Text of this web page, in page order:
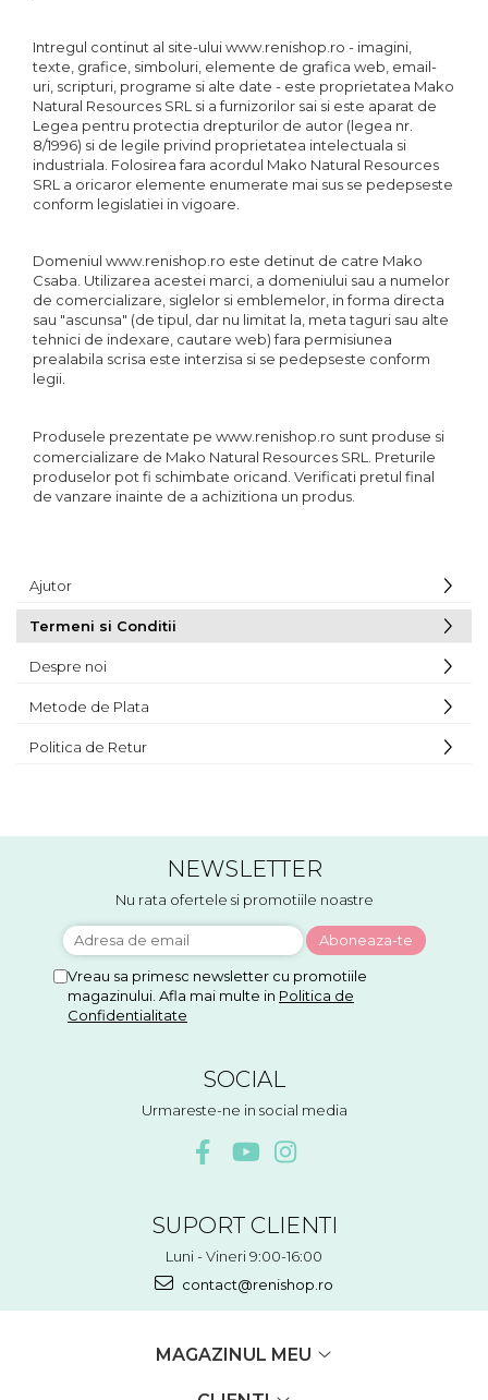
Intregul continut al site-ului www.renishop.ro - imagini,
texte, grafice, simboluri, elemente de grafica web, email-
uri, scripturi, programe si alte date - este proprietatea Mako
Natural Resources SRL si a furnizorilor sai si este aparat de
Legea pentru protectia drepturilor de autor (legea nr.
8/1996) si de legile privind proprietatea intelectuala si
industriala. Folosirea fara acordul Mako Natural Resources
SRL a oricaror elemente enumerate mai sus se pedepseste
conform legislatiei in vigoare.
Domeniul www.renishop.ro este detinut de catre Mako
Csaba. Utilizarea acestei marci, a domeniului sau a numelor
de comercializare, siglelor si emblemelor, in forma directa
sau "ascunsa" (de tipul, dar nu limitat la, meta taguri sau alte
tehnici de indexare, cautare web) fara permisiunea
prealabila scrisa este interzisa si se pedepseste conform
legii.
Produsele prezentate pe www.renishop.ro sunt produse si
comercializare de Mako Natural Resources SRL. Preturile
produselor pot fi schimbate oricand. Verificati pretul final
de vanzare inainte de a achizitiona un produs.
Ajutor
Termeni si Conditii
Despre noi
Metode de Plata
Politica de Retur
NEWSLETTER
Nu rata ofertele si promotiile noastre
Vreau sa primesc newsletter cu promotiile
magazinului. Afla mai multe in Politica de
Confidentialitate
SOCIAL
Urmareste-ne in social media
SUPORT CLIENTI
Luni - Vineri 9:00-16:00
contact@renishop.ro
MAGAZINUL MEU